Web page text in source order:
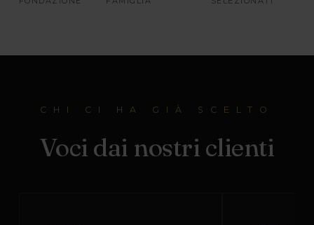
CHI CI HA GIÀ SCELTO
Voci dai nostri clienti